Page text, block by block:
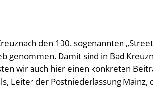
den 100. sogenannten
genommen. Damit sind in Bad
wir auch hier einen konkreten
Leiter der Postniederlassung Mainz,